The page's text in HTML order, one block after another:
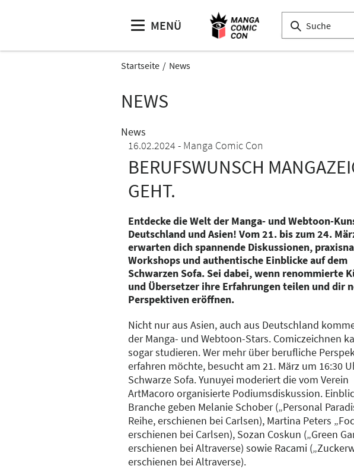
MENÜ
Startseite News
NEWS
News
16.02.2024
Manga Comic Con
BERUFSWUNSCH
GEHT.
Entdecke die Welt der Manga- und Webtoon-
Deutschland und Asien! Vom 21. bis zum 24.
erwarten dich spannende Diskussionen,
Workshops und authentische Einblicke auf dem
Schwarzen Sofa. Sei dabei, wenn renommierte
und Übersetzer ihre Erfahrungen teilen und dir
Perspektiven eröffnen.
Nicht nur aus Asien, auch aus Deutschland
der Manga- und Webtoon-Stars. Comiczeichnen
sogar studieren. Wer mehr über berufliche
erfahren möchte, besucht am 21. März um 16:30
Schwarze Sofa. Yunuyei moderiert die vom Verein
ArtMacoro organisierte Podiumsdiskussion.
Branche geben Melanie Schober („Personal
Reihe, erschienen bei Carlsen), Martina Peters
erschienen bei Carlsen), Sozan Coskun („Green
erschienen bei Altraverse) sowie Racami
erschienen bei Altraverse).